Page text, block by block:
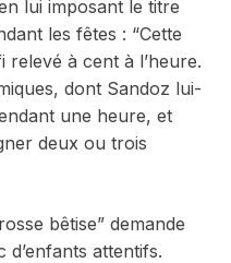
lui imposant le titre
les fêtes : “Cette
relevé à cent à l’heure.
dont Sandoz lui-
une heure, et
deux ou trois
bêtise” demande
attentifs.